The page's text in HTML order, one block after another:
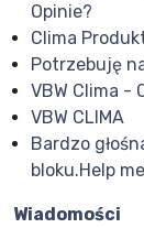
Opinie?
Clima
Potrzebuję
VBW Clima -
VBW CLIMA
Bardzo
bloku.Help
Wiadomości